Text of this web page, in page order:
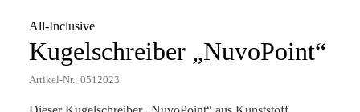
All-Inclusive
Kugelschreiber „NuvoPoint“
Artikel-Nr.: 0512023